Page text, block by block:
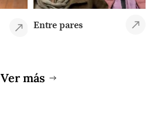
Entre pares
Ver más